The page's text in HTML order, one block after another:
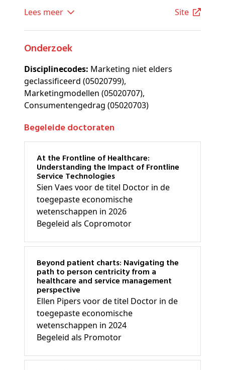
Lees meer
site
Onderzoek
Disciplinecodes: Marketing niet elders
geclassificeerd (05020799),
Marketingmodellen (05020707),
Consumentengedrag (05020703)
Begeleide doctoraten
At the Frontline of Healthcare:
Understanding the Impact of Frontline
Service Technologies
Sien Vaes voor de titel Doctor in de
toegepaste economische
wetenschappen in 2026
Begeleid als Copromotor
Beyond patient charts: Navigating the
path to person centricity from a
healthcare and service management
perspective
Ellen Pipers voor de titel Doctor in de
toegepaste economische
wetenschappen in 2024
Begeleid als Promotor